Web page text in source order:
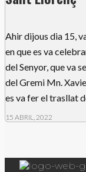
Ahir dijous dia 15,
en que es va
del Senyor, que va
del Gremi Mn.
es va fer el trasllat
15 ABRIL, 2022